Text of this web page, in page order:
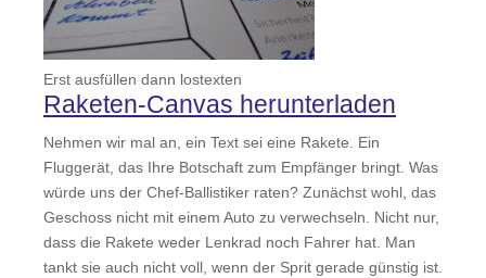
Erst ausfüllen dann lostexten
Raketen-Canvas herunterladen
Nehmen wir mal an, ein Text sei eine Rakete. Ein
Fluggerät, das Ihre Botschaft zum Empfänger bringt. Was
würde uns der Chef-Ballistiker raten? Zunächst wohl, das
Geschoss nicht mit einem Auto zu verwechseln. Nicht nur,
dass die Rakete weder Lenkrad noch Fahrer hat. Man
tankt sie auch nicht voll, wenn der Sprit gerade günstig ist.